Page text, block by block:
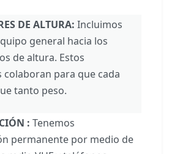
DE ALTURA: Incluimos
general hacia los
de altura. Estos
para que cada
tanto peso.
: Tenemos
permanente por medio de